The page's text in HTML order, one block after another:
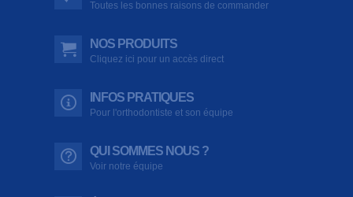
Toutes les bonnes raisons de commander
NOS PRODUITS
Cliquez ici pour un accès direct
INFOS PRATIQUES
Pour l'orthodontiste et son équipe
QUI SOMMES NOUS ?
Voir notre équipe